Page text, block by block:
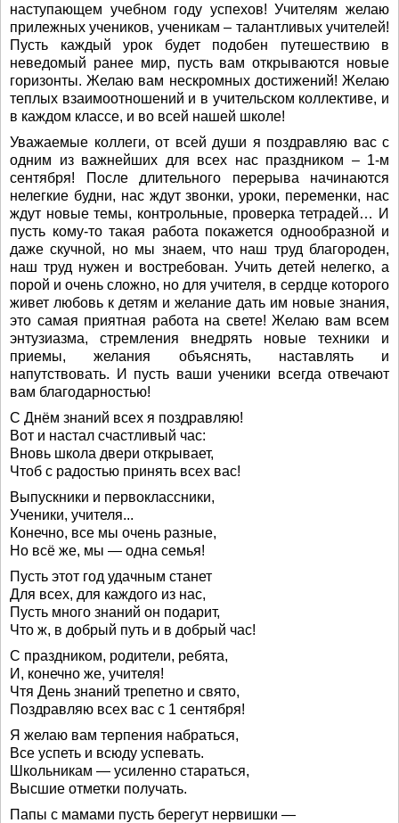
наступающем учебном году успехов! Учителям желаю
прилежных учеников, ученикам – талантливых учителей!
Пусть каждый урок будет подобен путешествию в
неведомый ранее мир, пусть вам открываются новые
горизонты. Желаю вам нескромных достижений! Желаю
теплых взаимоотношений и в учительском коллективе, и
в каждом классе, и во всей нашей школе!
Уважаемые коллеги, от всей души я поздравляю вас с
одним из важнейших для всех нас праздником – 1-м
сентября! После длительного перерыва начинаются
нелегкие будни, нас ждут звонки, уроки, переменки, нас
ждут новые темы, контрольные, проверка тетрадей… И
пусть кому-то такая работа покажется однообразной и
даже скучной, но мы знаем, что наш труд благороден,
наш труд нужен и востребован. Учить детей нелегко, а
порой и очень сложно, но для учителя, в сердце которого
живет любовь к детям и желание дать им новые знания,
это самая приятная работа на свете! Желаю вам всем
энтузиазма, стремления внедрять новые техники и
приемы, желания объяснять, наставлять и
напутствовать. И пусть ваши ученики всегда отвечают
вам благодарностью!
С Днём знаний всех я поздравляю!
Вот и настал счастливый час:
Вновь школа двери открывает,
Чтоб с радостью принять всех вас!
Выпускники и первоклассники,
Ученики, учителя...
Конечно, все мы очень разные,
Но всё же, мы — одна семья!
Пусть этот год удачным станет
Для всех, для каждого из нас,
Пусть много знаний он подарит,
Что ж, в добрый путь и в добрый час!
С праздником, родители, ребята,
И, конечно же, учителя!
Чтя День знаний трепетно и свято,
Поздравляю всех вас с 1 сентября!
Я желаю вам терпения набраться,
Все успеть и всюду успевать.
Школьникам — усиленно стараться,
Высшие отметки получать.
Папы с мамами пусть берегут нервишки —